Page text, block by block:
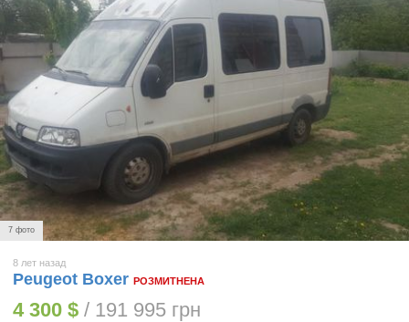
7 фото
8 лет назад
Peugeot Boxer РОЗМИТНЕНА
4 300 $ / 191 995 грн